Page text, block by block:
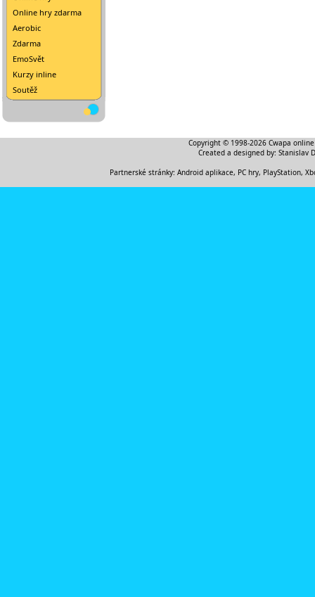
Online hry zdarma
Aerobic
Zdarma
EmoSvět
Kurzy inline
Soutěž
Copyright © 1998-2026 Cwapa
Created a designed by: Stanislav
Partnerské stránky: Android aplikace, PC hry, PlayStation,